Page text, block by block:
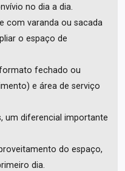
no dia a dia.
com varanda ou sacada
o espaço de
fechado ou
e área de serviço
um diferencial importante
do espaço,
dia.